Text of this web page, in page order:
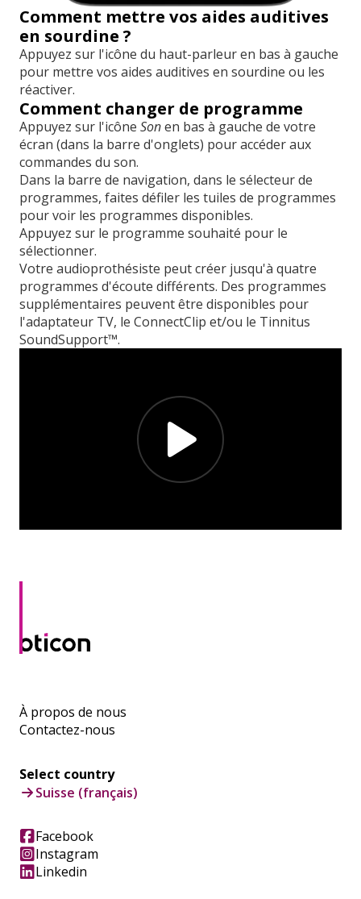
Comment mettre vos aides auditives
en sourdine ?
Appuyez sur l'icône du haut-parleur en bas à gauche
pour mettre vos aides auditives en sourdine ou les
réactiver.
Comment changer de programme
Appuyez sur l'icône Sonen bas à gauche de votre
écran (dans la barre d'onglets) pour accéder aux
commandes du son.
Dans la barre de navigation, dans le sélecteur de
programmes, faites défiler les tuiles de programmes
pour voir les programmes disponibles.
Appuyez sur le programme souhaité pour le
sélectionner.
Votre audioprothésiste peut créer jusqu'à quatre
programmes d'écoute différents. Des programmes
supplémentaires peuvent être disponibles pour
l'adaptateur TV, le ConnectClip et/ou le Tinnitus
SoundSupport™.
À propos de nous
Contactez-nous
Select country
Suisse (français)
Facebook
Instagram
Linkedin